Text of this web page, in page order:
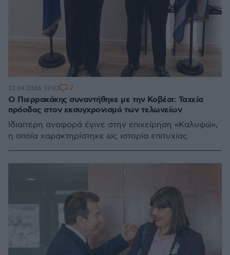
Ο Πιερρακάκης συναντήθηκε με την Κοβέσι: Ταχεία
πρόοδος στον εκσυγχρονισμό των τελωνείων
Ιδιαίτερη αναφορά έγινε στην επιχείρηση «Καλυψώ»,
η οποία χαρακτηρίστηκε ως ιστορία επιτυχίας
22.04.2026, 17:03 2